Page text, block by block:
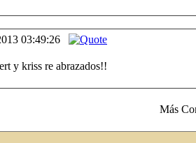
03:49:26
y kriss re abrazados!!
Más